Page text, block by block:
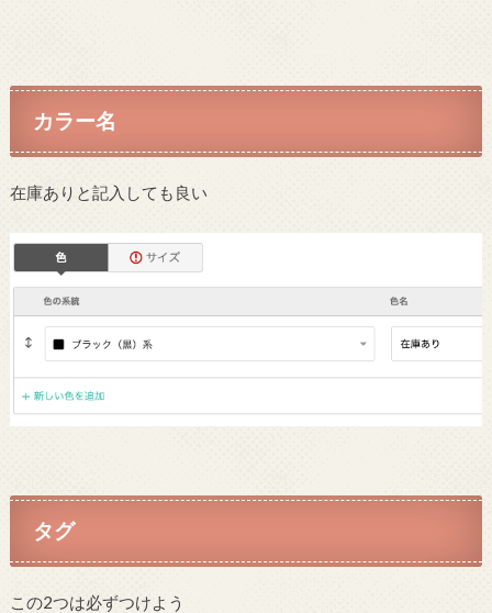
カラー名
在庫ありと記入しても良い
タグ
この2つは必ずつけよう